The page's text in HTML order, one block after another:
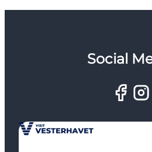
Social